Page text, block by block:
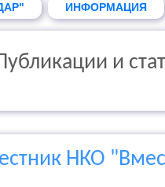
ИНФОРМАЦИЯ
и
НКО